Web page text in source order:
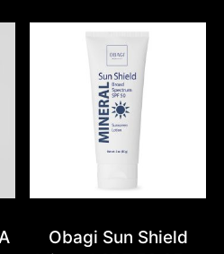
Obagi Sun Shield